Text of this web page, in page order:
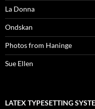
La Donna
Ondskan
Photos from Haninge
Sue Ellen
LATEX TYPESETTING